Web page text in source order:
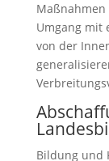
Umgang mit
von der
Bildung und